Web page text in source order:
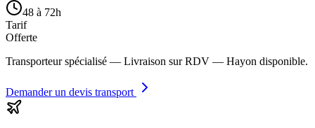
48 à 72h
Tarif
Offerte
Transporteur spécialisé — Livraison sur RDV — Hayon disponible.
Demander un devis transport